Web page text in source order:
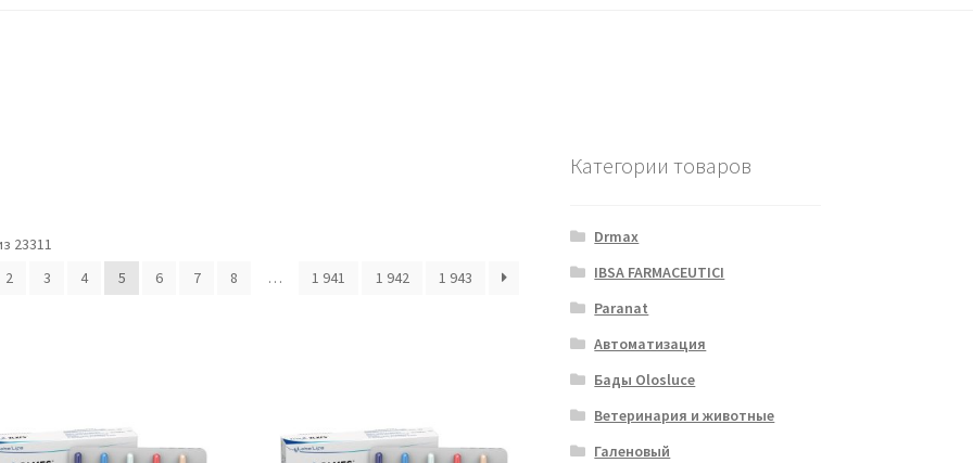
23311
2
3 4 5 6 7 8 … 1 941 1 942 1 943
Категории товаров
Drmax
IBSA FARMACEUTICI
Paranat
Автоматизация
Бады Olosluce
Ветеринария и животные
Галеновый